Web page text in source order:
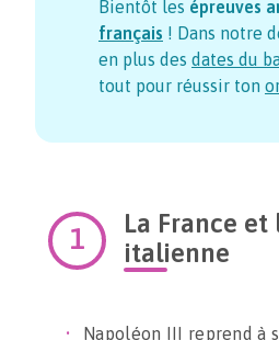
Bientôt les épreuves
français ! Dans notre
en plus des dates du
tout pour réussir ton
La France et
italienne
Napoléon III reprend à